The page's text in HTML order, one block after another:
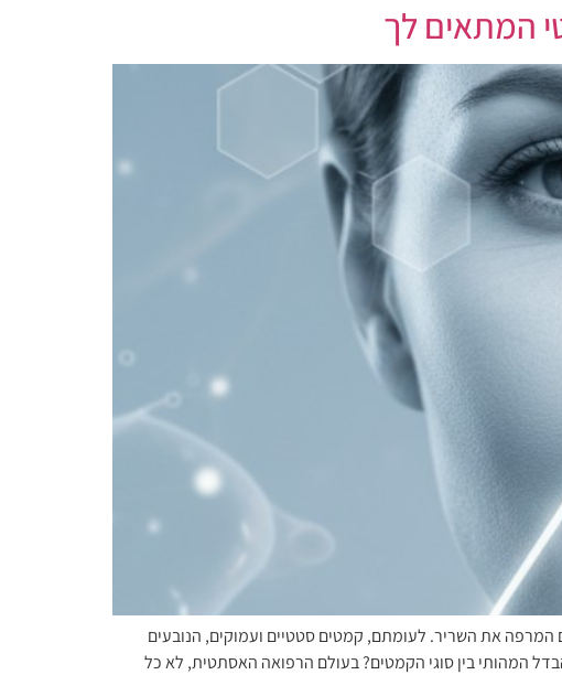
המתאים לך
המרפה את השריר. לעומתם, קמטים סטטיים ועמוקים, הנובעים
המהותי בין סוגי הקמטים? בעולם הרפואה האסתטית, לא כל